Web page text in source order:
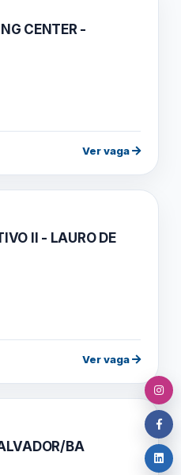
CENTER -
Ver vaga
II - LAURO DE
Ver vaga
BA